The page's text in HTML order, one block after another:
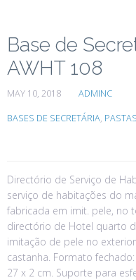
Base de
AWHT 108
MAY 10, 2018 ADMINC
BASES DE SECRETÁRIA,
Directório de Serviço de
serviço de habitações do
fabricada em imit. pele, no
directório de Hotel quarto
imitação de pele no
castanha. Formato
27 x 2 cm. Suporte para